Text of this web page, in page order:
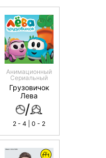
Анимационный
Сериальный
Грузовичок
Лева
/
2 - 4 | 0 - 2